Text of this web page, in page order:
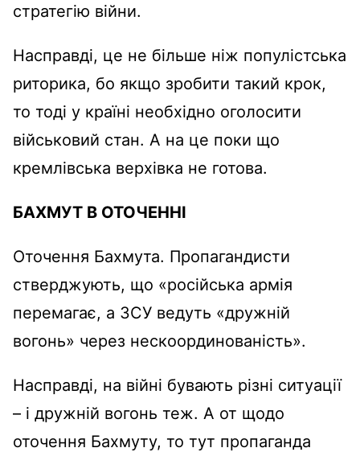
стратегію війни.
Насправді, це не більше ніж популістська
риторика, бо якщо зробити такий крок,
то тоді у країні необхідно оголосити
військовий стан. А на це поки що
кремлівська верхівка не готова.
БАХМУТ В ОТОЧЕННІ
Оточення Бахмута. Пропагандисти
стверджують, що «російська армія
перемагає, а ЗСУ ведуть «дружній
вогонь» через нескоординованість».
Насправді, на війні бувають різні ситуації
– і дружній вогонь теж. А от щодо
оточення Бахмуту, то тут пропаганда